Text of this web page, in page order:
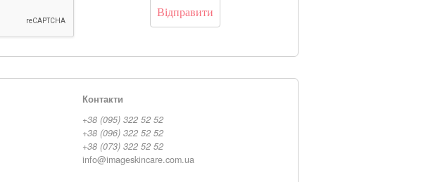
Контакти
+38 (095) 322 52 52
+38 (096) 322 52 52
+38 (073) 322 52 52
info@imageskincare.com.ua